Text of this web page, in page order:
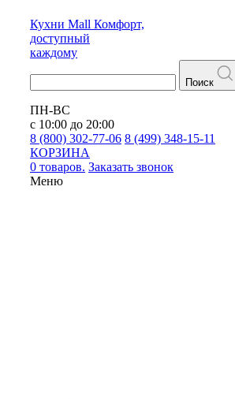
Кухни Mall Комфорт,
доступный
каждому
Поиск
ПН-ВС
с 10:00 до 20:00
8 (800) 302-77-06 8 (499) 348-15-11
КОРЗИНА
0 товаров. Заказать звонок
Меню